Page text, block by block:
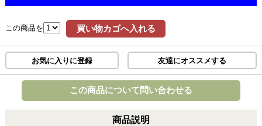
この商品を 買い物カゴへ入れる
お気に入りに登録 友達にオススメする
この商品について問い合わせる
商品説明